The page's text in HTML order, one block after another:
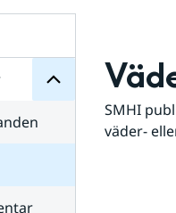
för
SMHI
väder-